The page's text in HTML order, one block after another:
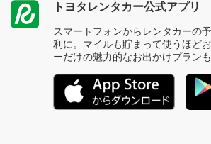
トヨタレンタカー公式アプリ
スマートフォンからレンタカーの
利に。マイルも貯まって使うほど
ーだけの魅力的なお出かけプランも